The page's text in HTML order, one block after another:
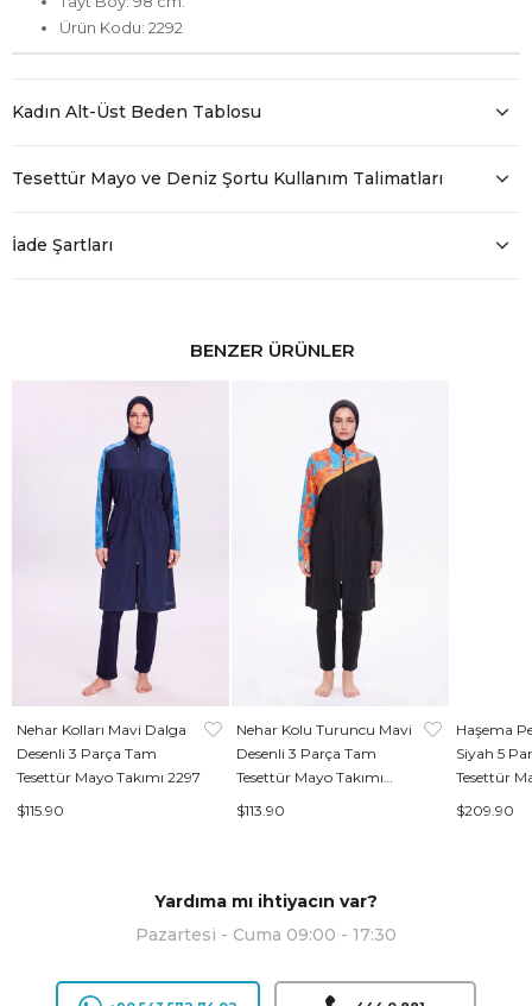
Ürün Kodu: 2292
Kadın Alt-Üst Beden Tablosu
Tesettür Mayo ve Deniz Şortu Kullanım Talimatları
İade Şartları
BENZER ÜRÜNLER
Nehar Kolları Mavi Dalga
Desenli 3 Parça Tam
Tesettür Mayo Takımı 2297
$115.90
Nehar Kolu Turuncu Mavi
Desenli 3 Parça Tam
Tesettür Mayo Takımı
2305
$113.90
Haşema
Siyah 5
Tesettür
$209.90
Yardıma mı ihtiyacın var?
Pazartesi - Cuma 09:00 - 17:30